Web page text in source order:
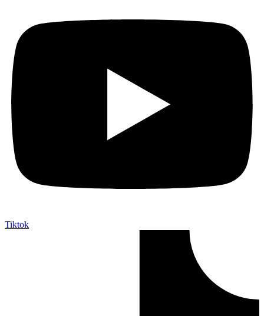
Tiktok